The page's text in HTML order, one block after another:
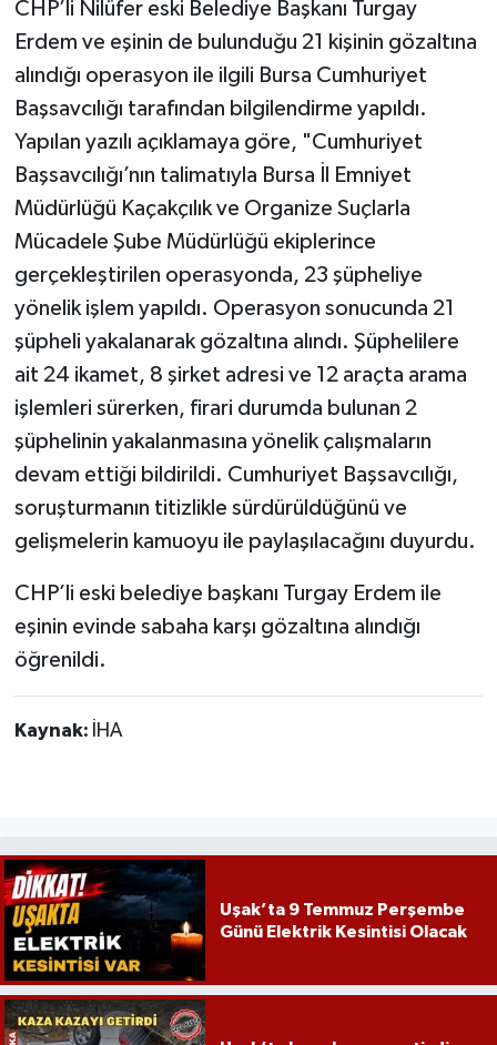
CHP’li Nilüfer eski Belediye Başkanı Turgay
Erdem ve eşinin de bulunduğu 21 kişinin gözaltına
alındığı operasyon ile ilgili Bursa Cumhuriyet
Başsavcılığı tarafından bilgilendirme yapıldı.
Yapılan yazılı açıklamaya göre, "Cumhuriyet
Başsavcılığı’nın talimatıyla Bursa İl Emniyet
Müdürlüğü Kaçakçılık ve Organize Suçlarla
Mücadele Şube Müdürlüğü ekiplerince
gerçekleştirilen operasyonda, 23 şüpheliye
yönelik işlem yapıldı. Operasyon sonucunda 21
şüpheli yakalanarak gözaltına alındı. Şüphelilere
ait 24 ikamet, 8 şirket adresi ve 12 araçta arama
işlemleri sürerken, firari durumda bulunan 2
şüphelinin yakalanmasına yönelik çalışmaların
devam ettiği bildirildi. Cumhuriyet Başsavcılığı,
soruşturmanın titizlikle sürdürüldüğünü ve
gelişmelerin kamuoyu ile paylaşılacağını duyurdu.
CHP’li eski belediye başkanı Turgay Erdem ile
eşinin evinde sabaha karşı gözaltına alındığı
öğrenildi.
Kaynak: İHA
Uşak’ta 9 Temmuz Perşembe
Günü Elektrik Kesintisi Olacak